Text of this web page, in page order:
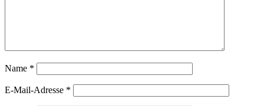
Name *
E-Mail-Adresse *